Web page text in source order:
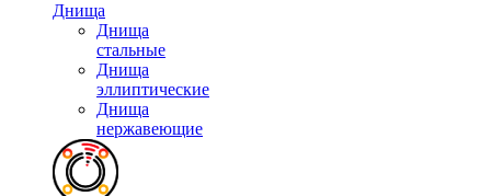
Днища
Днища
стальные
Днища
эллиптические
Днища
нержавеющие